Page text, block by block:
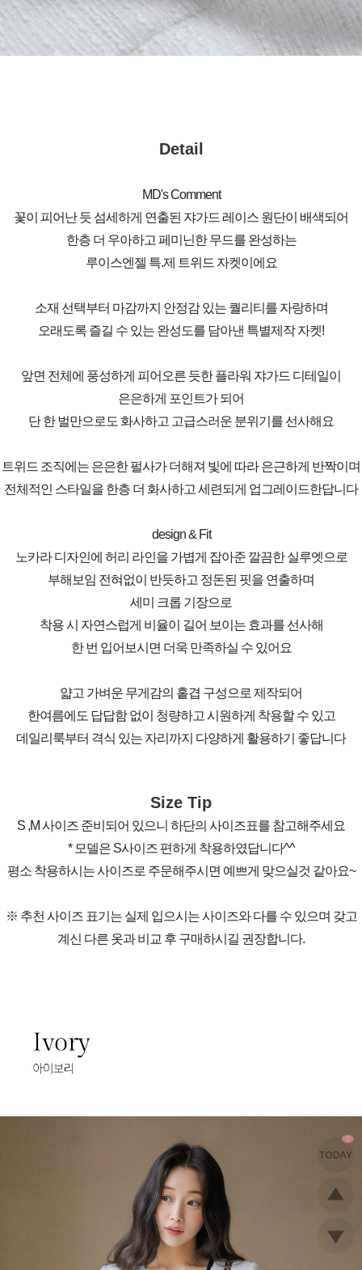
0
Detail
MD's Comment
꽃이 피어난 듯 섬세하게 연출된 쟈가드 레이스 원단이 배색되어
한층 더 우아하고 페미닌한 무드를 완성하는
루이스엔젤 특.제 트위드 자켓이에요
소재 선택부터 마감까지 안정감 있는 퀄리티를 자랑하며
오래도록 즐길 수 있는 완성도를 담아낸 특별제작 자켓!
앞면 전체에 풍성하게 피어오른 듯한 플라워 쟈가드 디테일이
은은하게 포인트가 되어
단 한 벌만으로도 화사하고 고급스러운 분위기를 선사해요
트위드 조직에는 은은한 펄사가 더해져 빛에 따라 은근하게 반짝이며
전체적인 스타일을 한층 더 화사하고 세련되게 업그레이드한답니다
design & Fit
노카라 디자인에 허리 라인을 가볍게 잡아준 깔끔한 실루엣으로
부해보임 전혀없이 반듯하고 정돈된 핏을 연출하며
세미 크롭 기장으로
착용 시 자연스럽게 비율이 길어 보이는 효과를 선사해
한 번 입어보시면 더욱 만족하실 수 있어요
얇고 가벼운 무게감의 홑겹 구성으로 제작되어
한여름에도 답답함 없이 청량하고 시원하게 착용할 수 있고
데일리룩부터 격식 있는 자리까지 다양하게 활용하기 좋답니다
Size Tip
S ,M 사이즈 준비되어 있으니 하단의 사이즈표를 참고해주세요
* 모델은 S사이즈 편하게 착용하였답니다^^
평소 착용하시는 사이즈로 주문해주시면 예쁘게 맞으실것 같아요~
※ 추천 사이즈 표기는 실제 입으시는 사이즈와 다를 수 있으며 갖고
계신 다른 옷과 비교 후 구매하시길 권장합니다.